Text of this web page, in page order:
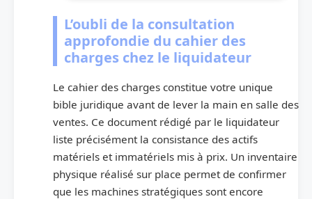
L’oubli de la consultation
approfondie du cahier des
charges chez le liquidateur
Le cahier des charges constitue votre unique
bible juridique avant de lever la main en salle des
ventes. Ce document rédigé par le liquidateur
liste précisément la consistance des actifs
matériels et immatériels mis à prix. Un inventaire
physique réalisé sur place permet de confirmer
que les machines stratégiques sont encore